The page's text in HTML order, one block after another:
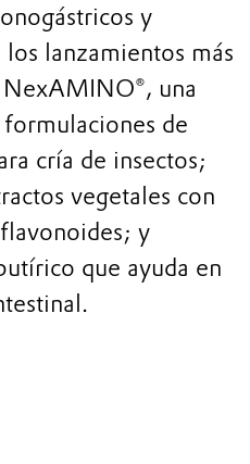
y
lanzamientos más
una
de
cría de insectos;
vegetales con
y
que ayuda en